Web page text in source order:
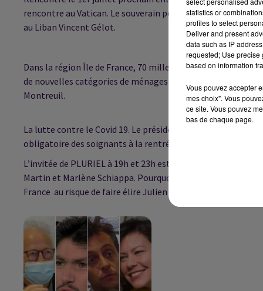
rencontre au Vatican. Le souverain pontife “est très
au Liban Vincent Gélot.
Dans la région Île de France, 70 mille ménages déclarés
de nouvelles catégories de ménages prioritaires ? Nous
Montreuil.
La lutte contre le Covid 19. Le président du conseil
obligatoire des soignants à la rentrée.
L’invitée de PLURIELà 19h et 23h est Deborah Pavlik, porte-
Martin et Marlène Schiappa. Pourquoi La République en
France au risque de faire élire Julien Bayou ? Nous
statistics or
profiles to select
Deliver and present
data such as IP
requested; Use precise
based on information
Vous pouvez accepter
mes choix". Vous
ce site. Vous pouvez
bas de chaque page.